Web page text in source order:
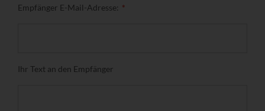
Empfänger E-Mail-Adresse:
Ihr Text an den Empfänger